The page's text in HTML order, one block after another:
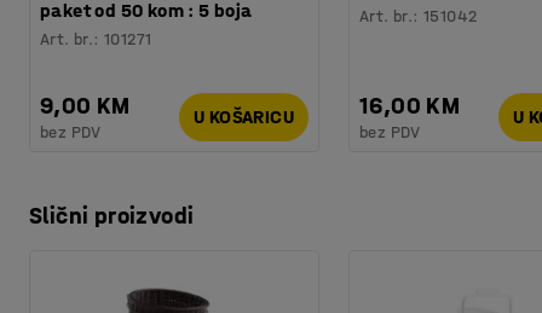
paket od 50 kom : 5 boja
Art. br.:101271
9,00 KM
bez PDV
U KOŠARICU
Art. br.:151042
16,00 KM
bez PDV
U
Slični proizvodi